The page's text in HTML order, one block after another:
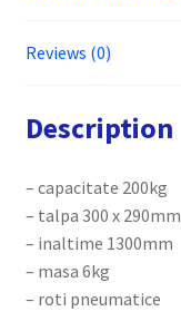
Reviews (0)
Description
– capacitate 200kg
– talpa 300 x 290mm
– inaltime 1300mm
– masa 6kg
– roti pneumatice